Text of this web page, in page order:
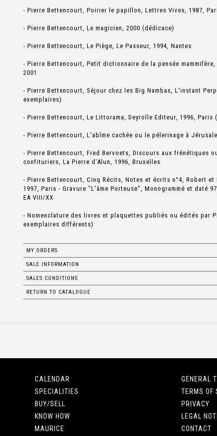
- Pierre Bettencourt, Poirier le papillon, Lettres Vives, 1987,
- Pierre Bettencourt, Le magicien, 2000 (dédicace)
- Pierre Bettencourt, Le Piège, Le Passeur, 1994, Nantes
- Pierre Bettencourt, Petit dictionnaire de la pensée
2001
- Pierre Bettencourt, Séjour chez les Big Nambas, L'instant
exemplaires)
- Pierre Bettencourt, Le Littorama, Deyrolle Editeur, 1996, Paris
- Pierre Bettencourt, L'abîme cachée ou le pélerinage à
- Pierre Bettencourt, Fred Bervoets, Discours aux frénétiques
confituriers, La Pierre d'Alun, 1996, Bruxelles
- Pierre Bettencourt, Cinq Récits, Notes et écrits n°4, Robert et
1997, Paris - Gravure "L'âme Porteuse", Monogrammé et daté
EA VIII/XX
- Nomenclature des livres et plaquettes publiés ou édités par
exemplaires différents)
MY ORDERS
SALE INFORMATION
SALES CONDITIONS
RETURN TO CATALOGUE
CALENDAR
SPECIALITIES
BUY/SELL
KNOW HOW
MAURICE
GENERAL
TERMS OF
PRIVACY
LEGAL
CONTACT